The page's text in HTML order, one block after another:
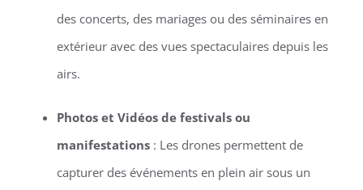
des concerts, des mariages ou des séminaires en
extérieur avec des vues spectaculaires depuis les
airs.
Photos et Vidéos de festivals ou
manifestations: Les drones permettent de
capturer des événements en plein air sous un